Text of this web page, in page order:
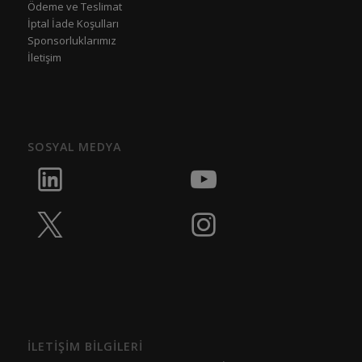
Ödeme ve Teslimat
İptal İade Koşulları
Sponsorluklarımız
İletişim
SOSYAL MEDYA
İLETİŞİM BİLGİLERİ